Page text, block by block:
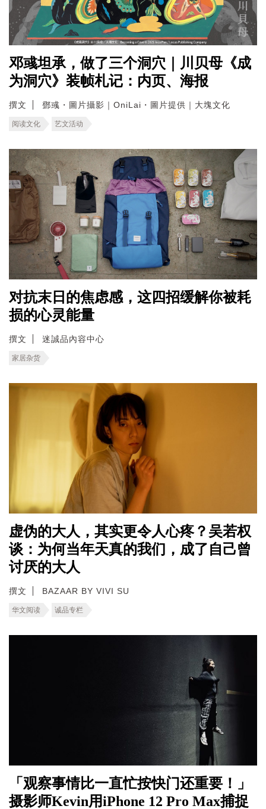
邓彧坦承，做了三个洞穴｜川贝母《成
为洞穴》装帧札记：内页、海报
撰文 鄧彧・圖片攝影｜OniLai・圖片提供｜大塊文化
阅读文化 艺文活动
对抗末日的焦虑感，这四招缓解你被耗
损的心灵能量
撰文 迷誠品內容中心
家居杂货
虚伪的大人，其实更令人心疼？吴若权
谈：为何当年天真的我们，成了自己曾
讨厌的大人
撰文 BAZAAR BY VIVI SU
华文阅读 诚品专栏
「观察事情比一直忙按快门还重要！」
摄影师Kevin用iPhone 12 Pro Max捕捉